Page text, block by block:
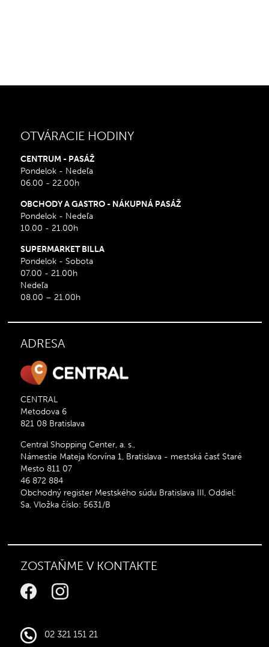
OTVÁRACIE HODINY
CENTRUM - PASÁŽ
Pondelok - Nedeľa
06.00 - 22.00h
OBCHODY A GASTRO - NÁKUPNÁ PASÁŽ
Pondelok - Nedeľa
10.00 - 21.00h
SUPERMARKET BILLA
Pondelok - Sobota
07.00 - 21.00h
Nedeľa
08.00 – 21.00h
ADRESA
CENTRAL
Metodova 6
821 08 Bratislava
Central Shopping Center, a. s.,
Námestie Mateja Korvína 1, Bratislava - mestská časť Staré
Mesto 811 07
46 872 884
Obchodný register Mestského súdu Bratislava III, Oddiel:
Sa, Vložka číslo: 5631/B
ZOSTAŇME V KONTAKTE
02 321 151 21